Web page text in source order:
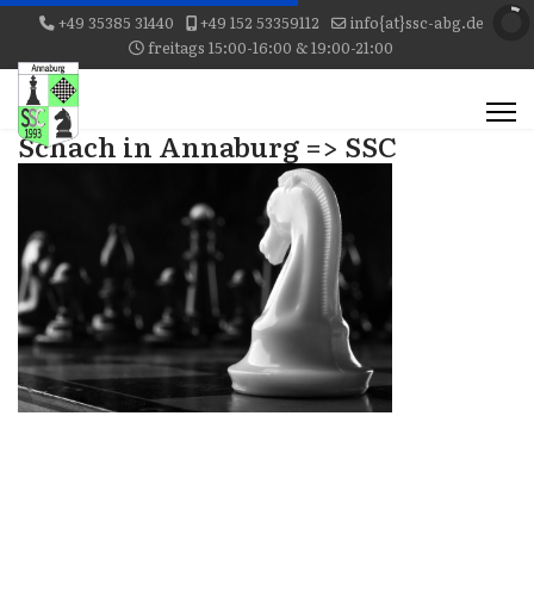
+49 35385 31440 +49 152 53359112
info{at}ssc-abg.de
freitags 15:00-16:00 & 19:00-21:00
Schach in Annaburg => SSC